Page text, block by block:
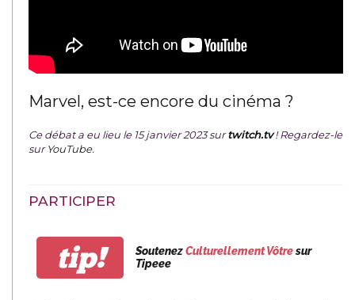
Marvel, est-ce encore du cinéma ?
Ce débat a eu lieu le 15 janvier 2023 surtwitch.tv ! Regardez-le
surYouTube.
PARTICIPER
tip! SoutenezCulturellement Vôtresur
Tipeee